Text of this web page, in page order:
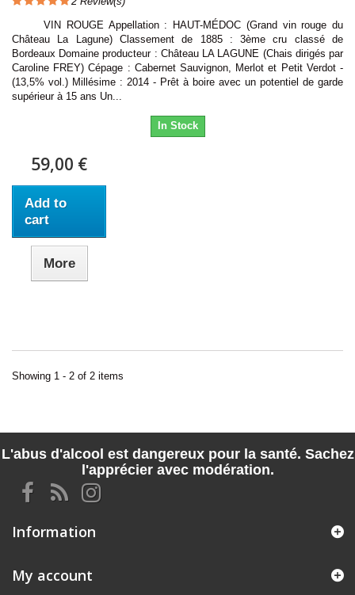
VIN ROUGE Appellation : HAUT-MÉDOC (Grand vin rouge du
Château La Lagune) Classement de 1885 : 3ème cru classé de
Bordeaux Domaine producteur : Château LA LAGUNE (Chais dirigés par
Caroline FREY) Cépage : Cabernet Sauvignon, Merlot et Petit Verdot -
(13,5% vol.) Millésime : 2014 - Prêt à boire avec un potentiel de garde
supérieur à 15 ans Un...
In Stock
59,00 €
Add to
cart
More
Showing 1 - 2 of 2 items
L'abus d'alcool est dangereux pour la santé. Sachez
l'apprécier avec modération.
Information
My account